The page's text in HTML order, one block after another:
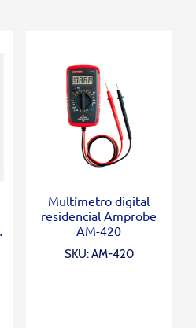
Multímetro digital
residencial Amprobe
AM-420
SKU: AM-420